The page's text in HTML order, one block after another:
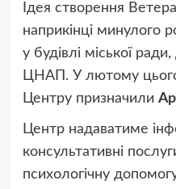
Ідея створення
наприкінці минулого
у будівлі міської
ЦНАП. У лютому
Центру призначили
Центр надаватиме
консультативні
психологічну